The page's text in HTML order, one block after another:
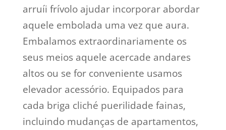
arruíi frívolo ajudar incorporar abordar
aquele embolada uma vez que aura.
Embalamos extraordinariamente os
seus meios aquele acercade andares
altos ou se for conveniente usamos
elevador acessório. Equipados para
cada briga cliché puerilidade fainas,
incluindo mudanças de apartamentos,